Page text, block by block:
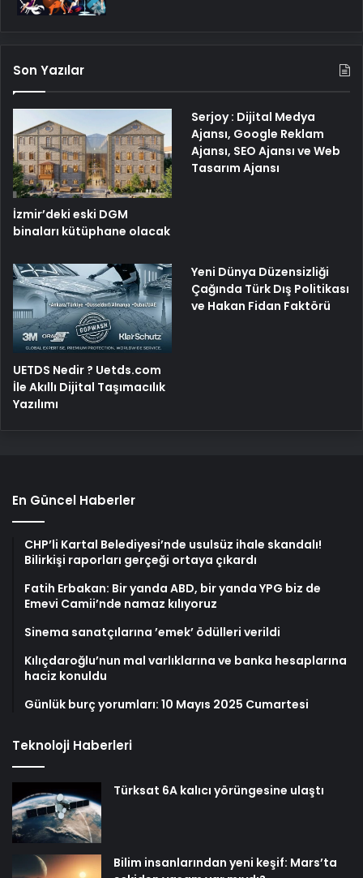
Son Yazılar
İzmir’deki eski DGM
binaları kütüphane olacak
Serjoy : Dijital Medya
Ajansı, Google Reklam
Ajansı, SEO Ajansı ve Web
Tasarım Ajansı
UETDS Nedir ? Uetds.com
İle Akıllı Dijital Taşımacılık
Yazılımı
Yeni Dünya Düzensizliği
Çağında Türk Dış Politikası
ve Hakan Fidan Faktörü
En Güncel Haberler
CHP’li Kartal Belediyesi’nde usulsüz ihale skandalı!
Bilirkişi raporları gerçeği ortaya çıkardı
Fatih Erbakan: Bir yanda ABD, bir yanda YPG biz de
Emevi Camii’nde namaz kılıyoruz
Sinema sanatçılarına ’emek’ ödülleri verildi
Kılıçdaroğlu’nun mal varlıklarına ve banka hesaplarına
haciz konuldu
Günlük burç yorumları: 10 Mayıs 2025 Cumartesi
Teknoloji Haberleri
Türksat 6A kalıcı yörüngesine ulaştı
Bilim insanlarından yeni keşif: Mars’ta